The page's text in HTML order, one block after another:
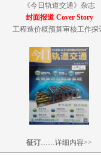
《今日轨道交通》杂志
封面报道 Cover Story
工程造价概预算审核工作探
征订……详细内容>>